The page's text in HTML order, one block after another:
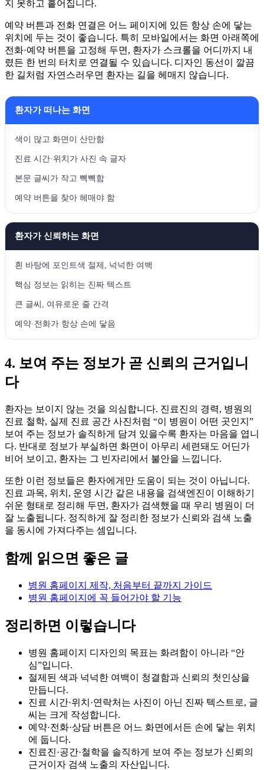
지 못하고 흩어집니다.
예약 버튼과 전화 연결은 어느 페이지에 있든 항상 손에 닿는
위치에 두는 것이 좋습니다. 특히 모바일에서는 화면 아래쪽에
전화·예약 버튼을 고정해 두면, 환자가 스크롤을 어디까지 내
렸든 한 번의 터치로 연결될 수 있습니다. 디자인 동선이 깔끔
한 길처럼 자연스러우면 환자는 길을 헤매지 않습니다.
환자가 떠나는 화면
색이 많고 화면이 산만함
진료 시간·위치가 사진 속 글자
본문 글씨가 작고 빽빽함
예약 버튼을 찾아 헤매야 함
환자가 신뢰하는 화면
흰 바탕에 포인트색 절제, 넉넉한 여백
핵심 정보는 읽히는 진짜 텍스트
큰 글씨, 여유로운 줄 간격
예약·전화가 항상 손에 닿음
4. 보여 주는 정보가 곧 신뢰의 근거입니
다
환자는 보이지 않는 것을 의심합니다. 진료진의 경력, 병원의
진료 철학, 실제 진료 공간 사진처럼 “이 병원이 어떤 곳인지”
보여 주는 정보가 솔직하게 담겨 있을수록 환자는 마음을 엽니
다. 반대로 정보가 부실하면 화면이 아무리 세련돼도 어딘가
비어 보이고, 환자는 그 빈자리에서 불안을 느낍니다.
또한 이런 정보들은 환자에게만 도움이 되는 것이 아닙니다.
진료 과목, 위치, 운영 시간 같은 내용을 검색엔진이 이해하기
쉬운 형태로 정리해 두면, 환자가 검색했을 때 우리 병원이 더
잘 노출됩니다. 정직하게 잘 정리한 정보가 신뢰와 검색 노출
을 동시에 가져다주는 셈입니다.
함께 읽으면 좋은 글
병원 홈페이지 제작, 처음부터 끝까지 가이드
병원 홈페이지에 꼭 들어가야 할 기능
정리하면 이렇습니다
병원 홈페이지 디자인의 목표는 화려함이 아니라 “안
심”입니다.
절제된 색과 넉넉한 여백이 청결함과 신뢰의 첫인상을
만듭니다.
진료 시간·위치·연락처는 사진이 아닌 진짜 텍스트로, 글
씨는 크게 작성합니다.
예약·전화·상담 버튼은 어느 화면에서든 손에 닿는 위치
에 둡니다.
진료진·공간·철학을 솔직하게 보여 주는 정보가 신뢰의
근거이자 검색 노출의 자산입니다.